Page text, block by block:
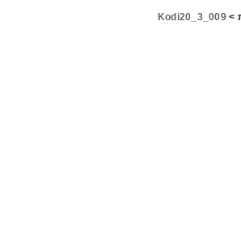
>
Kodi20_3_009